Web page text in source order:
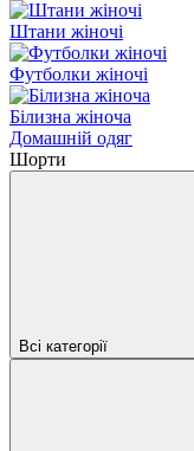
Штани жіночі
Футболки жіночі
Білизна жіноча
Домашній одяг
Шорти
Всі категорії